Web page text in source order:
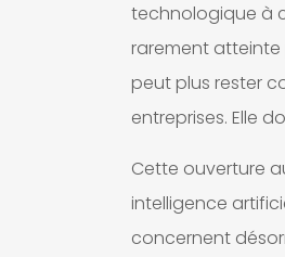
technologique à
rarement atteinte
peut plus rester
entreprises. Elle
Cette ouverture
intelligence
concernent